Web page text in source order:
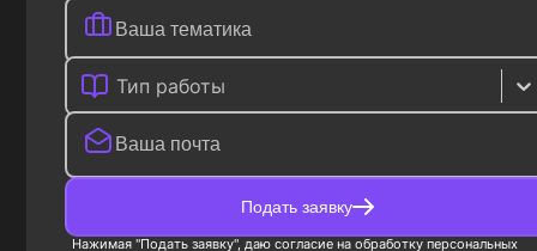
Тип работы
Подать заявку
Нажимая "Подать заявку", даю согласие на обработку персональных